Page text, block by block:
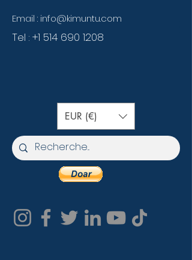
Email : info@kimuntu.com
Tel : +1 514 690 1208
EUR (€)